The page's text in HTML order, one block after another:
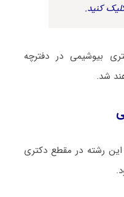
کنید.
بیوشیمی در دفترچه
شد.
این رشته در مقطع دکتری